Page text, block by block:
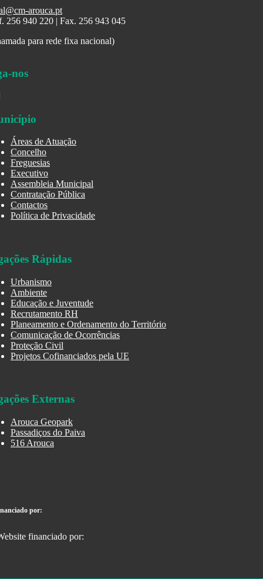
arouca.pt
256 940 220 | Fax. 256 943 045
para rede fixa nacional)
nos
Áreas de Atuação
Concelho
Freguesias
Executivo
Assembleia Municipal
Contratação Pública
Contactos
Política de Privacidade
Rápidas
Urbanismo
Ambiente
Educação e Juventude
Recrutamento RH
Planeamento e Ordenamento do Território
Comunicação de Ocorrências
Proteção Civil
Projetos Cofinanciados pela UE
Externas
Arouca Geopark
Passadiços do Paiva
516 Arouca
por: